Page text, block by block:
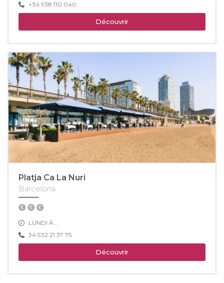
+34 938 110 040
Découvrir
Platja Ca La Nuri
Barcelona
LUNDI À...
34 932 21 37 75
Découvrir